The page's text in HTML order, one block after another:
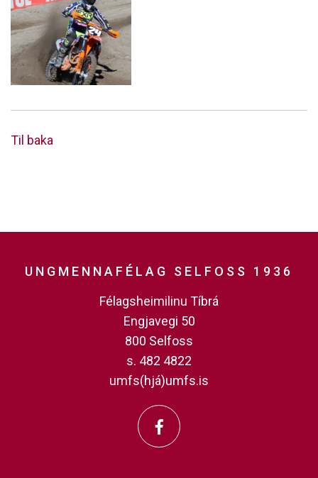
Til baka
UNGMENNAFÉLAG SELFOSS 1936
Félagsheimilinu Tíbrá
Engjavegi 50
800 Selfoss
s. 482 4822
umfs(hjá)umfs.is